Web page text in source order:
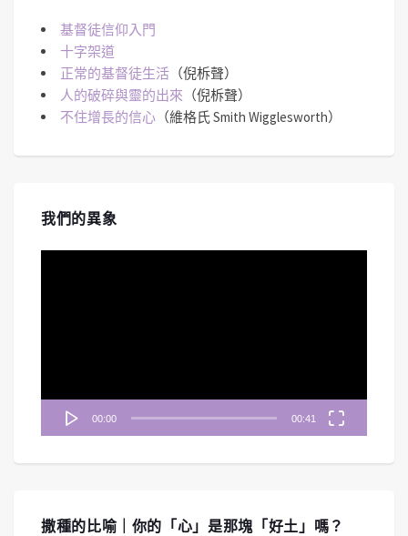
基督徒信仰入門
十字架道
正常的基督徒生活 （倪柝聲）
人的破碎與靈的出來 （倪柝聲）
不住增長的信心 （維格氏 Smith Wigglesworth）
我們的異象
00:00 00:41
撒種的比喻｜你的「心」是那塊「好土」嗎？